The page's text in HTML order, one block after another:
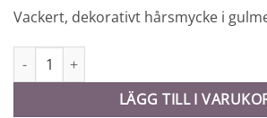
Vackert, dekorativt hårsmycke i
Hårsmycke - 10768 mängd
LÄGG TILL I